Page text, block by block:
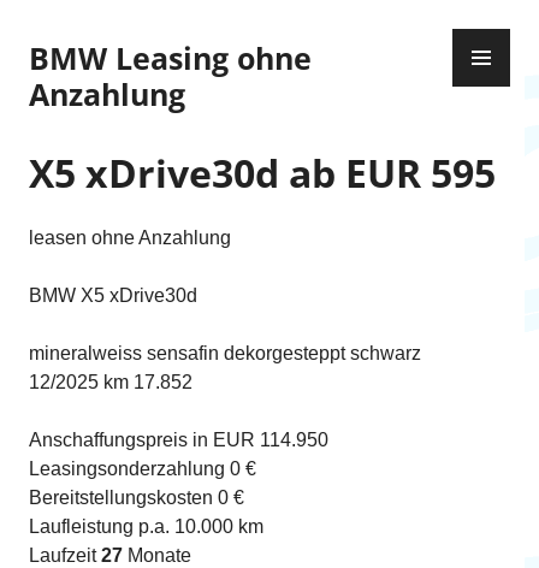
m
I
h
a
t
p
i
n
e
n
BMW Leasing ohne
Anzahlung
X5 xDrive30d ab EUR 595
leasen ohne Anzahlung
BMW X5 xDrive30d
mineralweiss sensafin dekorgesteppt schwarz
12/2025 km 17.852
Anschaffungspreis in EUR 114.950
Leasingsonderzahlung 0 €
Bereitstellungskosten 0 €
Laufleistung p.a. 10.000 km
Laufzeit27 Monate